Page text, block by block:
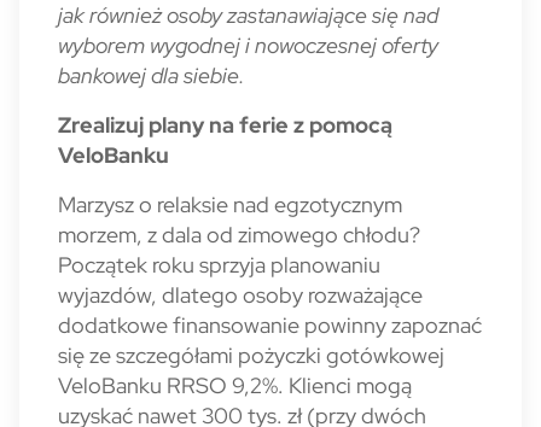
jak również osoby zastanawiające się nad
wyborem wygodnej i nowoczesnej oferty
bankowej dla siebie.
Zrealizuj plany na ferie z pomocą
VeloBanku
Marzysz o relaksie nad egzotycznym
morzem, z dala od zimowego chłodu?
Początek roku sprzyja planowaniu
wyjazdów, dlatego osoby rozważające
dodatkowe finansowanie powinny zapoznać
się ze szczegółami pożyczki gotówkowej
VeloBanku RRSO 9,2%. Klienci mogą
uzyskać nawet 300 tys. zł (przy dwóch